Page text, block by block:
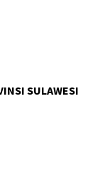
SULAWESI